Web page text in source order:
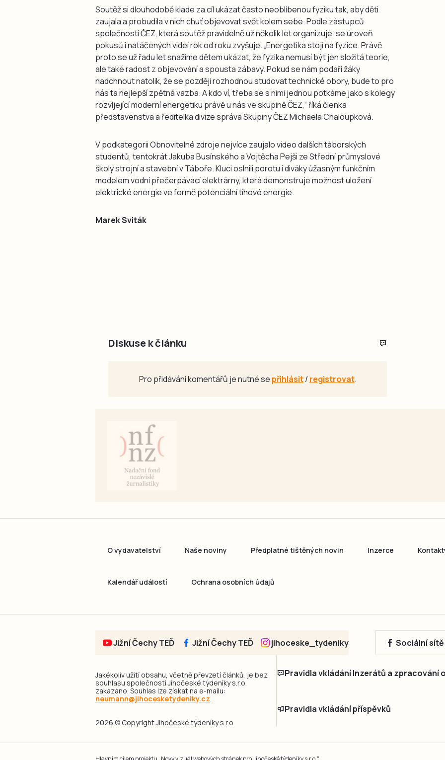
Soutěž si dlouhodobě klade za cíl ukázat často neoblíbenou fyziku tak, aby děti
zaujala a probudila v nich chuť objevovat svět kolem sebe. Podle zástupců
společnosti ČEZ, která soutěž pravidelně už několik let organizuje, se úroveň
pokusů i natáčených videí rok od roku zvyšuje. „Energetika stojí na fyzice. Právě
proto se už řadu let snažíme dětem ukázat, že fyzika nemusí být jen složitá teorie,
ale také radost z objevování a spousta zábavy. Pokud se nám podaří žáky
nadchnout natolik, že se později rozhodnou studovat technické obory, bude to pro
nás ta nejlepší zpětná vazba. A kdo ví, třeba se s nimi jednou potkáme jako s kolegy
rozvíjející moderní energetiku právě u nás ve skupině ČEZ,“ říká členka
představenstva a ředitelka divize správa Skupiny ČEZ Michaela Chaloupková.
V podkategorii Obnovitelné zdroje nejvíce zaujalo video dalších táborských
studentů, tentokrát Jakuba Busínského a Vojtěcha Pejši ze Střední průmyslové
školy strojní a stavební v Táboře. Kluci oslnili porotu i diváky úžasným funkčním
modelem vodní přečerpávací elektrárny, která demonstruje možnost uložení
elektrické energie ve formě potenciální tíhové energie.
Marek Sviták
Diskuse k článku
Pro přidávání komentářů je nutné se přihlásit/registrovat.
O vydavatelství Naše noviny Předplatné tištěných novin Inzerce
Kalendář událostí Ochrana osobních údajů
Jižní Čechy TEĎ Jižní Čechy TEĎ jihoceske_tydeniky Sociální
Jakékoliv užití obsahu, včetně převzetí článků, je bez
souhlasu společnosti Jihočeské týdeníky s.r.o.
zakázáno. Souhlas lze získat na e-mailu:
neumann@jihocesketydeniky.cz.
2026 © Copyright Jihočeské týdeníky s.r.o.
Pravidla vkládání Inzerátů a zpracování
Pravidla vkládání příspěvků